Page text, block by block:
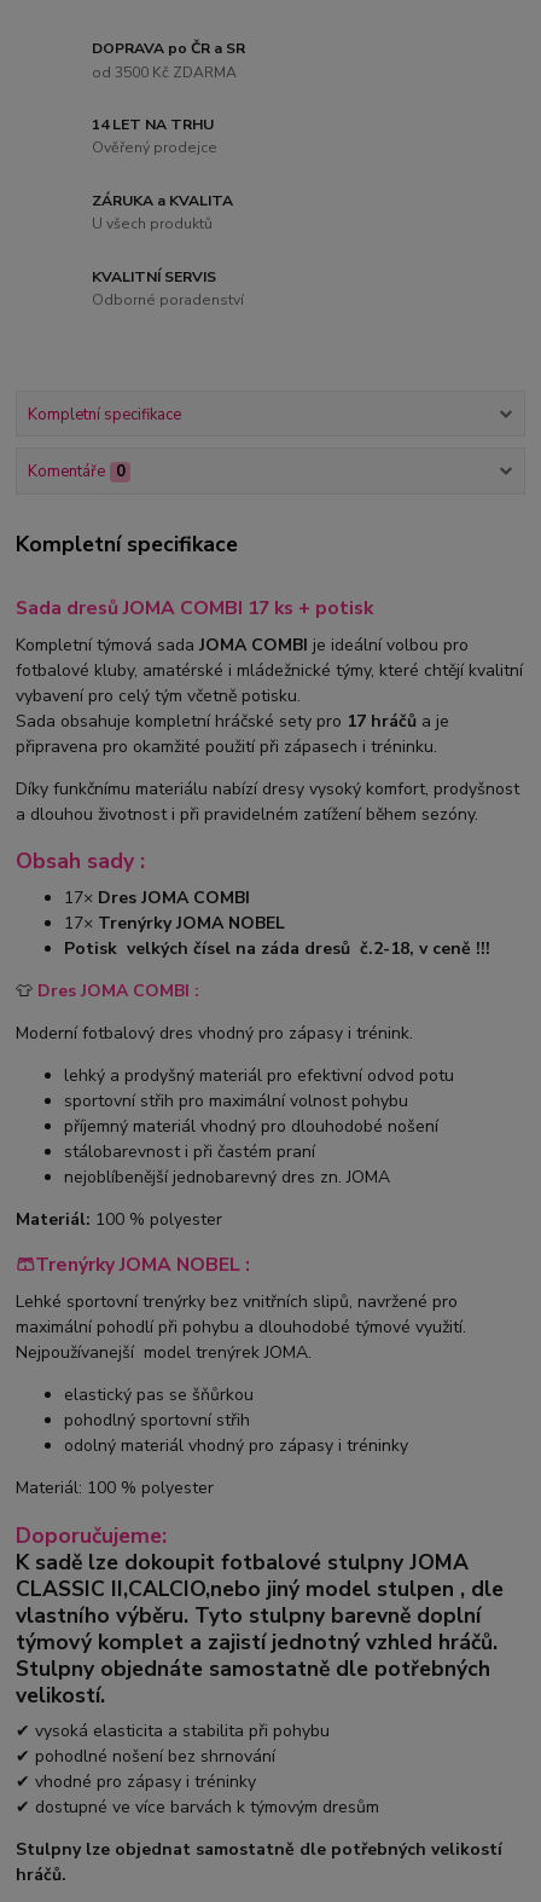
DOPRAVA po ČR a SR
od 3500 Kč ZDARMA
14 LET NA TRHU
Ověřený prodejce
ZÁRUKA a KVALITA
U všech produktů
KVALITNÍ SERVIS
Odborné poradenství
Kompletní specifikace
Komentáře 0
Kompletní specifikace
Sada dresů JOMA COMBI 17 ks + potisk
Kompletní týmová sadaJOMA COMBI je ideální volbou pro
fotbalové kluby, amatérské i mládežnické týmy, které chtějí kvalitní
vybavení pro celý tým včetně potisku.
Sada obsahuje kompletní hráčské sety pro 17 hráčů a je
připravena pro okamžité použití při zápasech i tréninku.
Díky funkčnímu materiálu nabízí dresy vysoký komfort, prodyšnost
a dlouhou životnost i při pravidelném zatížení během sezóny.
Obsah sady :
17× Dres JOMA COMBI
17× Trenýrky JOMA NOBEL
Potisk velkých čísel na záda dresů č.2-18, v ceně !!!
👕 Dres JOMA COMBI :
Moderní fotbalový dres vhodný pro zápasy i trénink.
lehký a prodyšný materiál pro efektivní odvod potu
sportovní střih pro maximální volnost pohybu
příjemný materiál vhodný pro dlouhodobé nošení
stálobarevnost i při častém praní
nejoblíbenější jednobarevný dres zn. JOMA
Materiál: 100 % polyester
🩳Trenýrky JOMA NOBEL :
Lehké sportovní trenýrky bez vnitřních slipů, navržené pro
maximální pohodlí při pohybu a dlouhodobé týmové využití.
Nejpoužívanejší model trenýrek JOMA.
elastický pas se šňůrkou
pohodlný sportovní střih
odolný materiál vhodný pro zápasy i tréninky
Materiál: 100 % polyester
Doporučujeme:
K sadě lze dokoupit fotbalové stulpnyJOMA
CLASSIC II,CALCIO,nebo jiný model stulpen , dle
vlastního výběru. Tyto stulpny barevně doplní
týmový komplet a zajistí jednotný vzhled hráčů.
Stulpny objednáte samostatně dle potřebných
velikostí.
✔ vysoká elasticita a stabilita při pohybu
✔ pohodlné nošení bez shrnování
✔ vhodné pro zápasy i tréninky
✔ dostupné ve více barvách k týmovým dresům
Stulpny lze objednat samostatně dle potřebných velikostí
hráčů.